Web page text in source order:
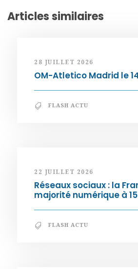
Articles similaires
28 JUILLET 2026
OM-Atletico Madrid le
FLASH ACTU
22 JUILLET 2026
Réseaux sociaux : la
majorité numérique à
FLASH ACTU